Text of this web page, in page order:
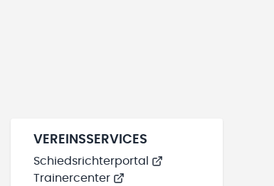
VEREINSSERVICES
Schiedsrichterportal
Trainercenter